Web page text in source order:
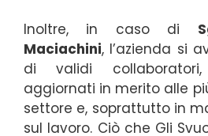
Inoltre, in caso di
Maciachini, l’azienda si
di validi collaboratori,
aggiornati in merito alle
settore e, soprattutto in
sul lavoro. Ciò che Gli